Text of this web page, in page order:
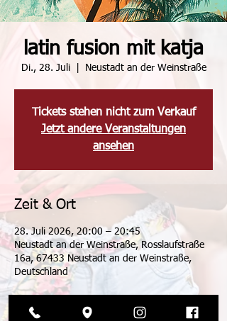
latin fusion mit katja
Di., 28. Juli
  |
Neustadt an der Weinstraße
Tickets stehen nicht zum Verkauf
Jetzt andere Veranstaltungen
ansehen
Zeit & Ort
28. Juli 2026, 20:00 – 20:45
Neustadt an der Weinstraße, Rosslaufstraße
16a, 67433 Neustadt an der Weinstraße,
Deutschland